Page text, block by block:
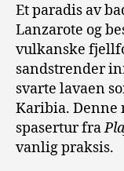
Et paradis av
Lanzarote og
vulkanske
sandstrender
svarte lavaen
Karibia. Denne
spasertur fra
vanlig praksis.